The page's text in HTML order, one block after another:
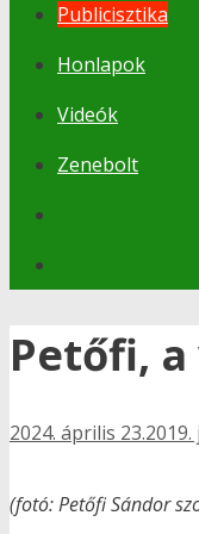
Publicisztika
Honlapok
Videók
Zenebolt
Petőfi,
2024. április 23.2019.
(fotó: Petőfi Sándor